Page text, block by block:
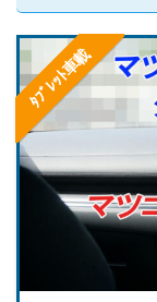
ﾀﾌﾞﾚｯﾄ車載